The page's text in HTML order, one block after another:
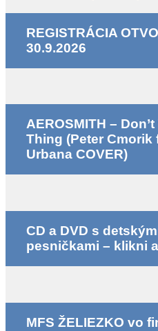
REGISTRÁCIA
30.9.2026
AEROSMITH –
Thing (Peter Cmorik
Urbana COVER)
CD a DVD s
pesničkami – klikni
MFS ŽELIEZKO vo